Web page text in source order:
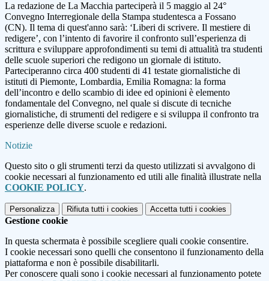
La redazione de La Macchia parteciperà il 5 maggio al 24°
Convegno Interregionale della Stampa studentesca a Fossano
(CN). Il tema di quest'anno sarà: ‘Liberi di scrivere. Il mestiere di
redigere’, con l’intento di favorire il confronto sull’esperienza di
scrittura e sviluppare approfondimenti su temi di attualità tra studenti
delle scuole superiori che redigono un giornale di istituto.
Parteciperanno circa 400 studenti di 41 testate giornalistiche di
istituti di Piemonte, Lombardia, Emilia Romagna: la forma
dell’incontro e dello scambio di idee ed opinioni è elemento
fondamentale del Convegno, nel quale si discute di tecniche
giornalistiche, di strumenti del redigere e si sviluppa il confronto tra
esperienze delle diverse scuole e redazioni.
Notizie
Questo sito o gli strumenti terzi da questo utilizzati si avvalgono di
cookie necessari al funzionamento ed utili alle finalità illustrate nella
COOKIE POLICY.
Personalizza Rifiuta tutti i cookies Accetta tutti i cookies
Gestione cookie
In questa schermata è possibile scegliere quali cookie consentire.
I cookie necessari sono quelli che consentono il funzionamento della
piattaforma e non è possibile disabilitarli.
Per conoscere quali sono i cookie necessari al funzionamento potete